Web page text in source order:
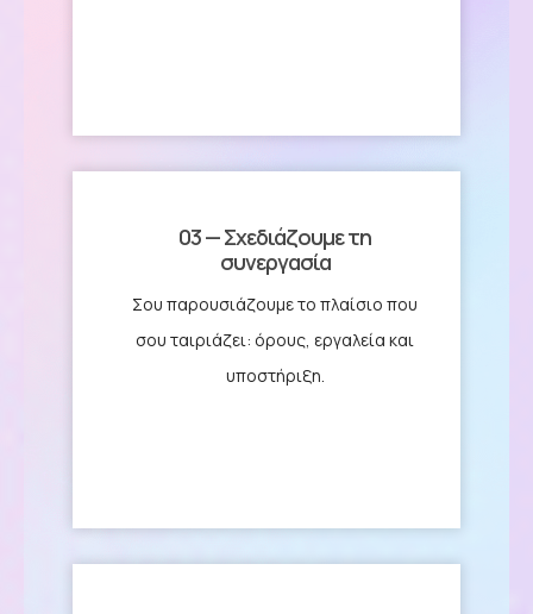
03 — Σχεδιάζουμε τη
συνεργασία
Σου παρουσιάζουμε το πλαίσιο που
σου ταιριάζει: όρους, εργαλεία και
υποστήριξη.